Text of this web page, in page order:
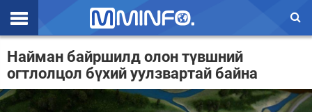
Эхлэл
Цаг агаар
Валют ханш
Найман байршилд олон түвшний
огтлолцол бүхий уулзвартай байна